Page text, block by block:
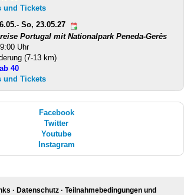
und Tickets
So, 23.05.27
Portugal mit Nationalpark Peneda-Gerês
Uhr
(7-13 km)
ab 40
und Tickets
Facebook
Twitter
Youtube
Instagram
· Datenschutz· Teilnahmebedingungen und